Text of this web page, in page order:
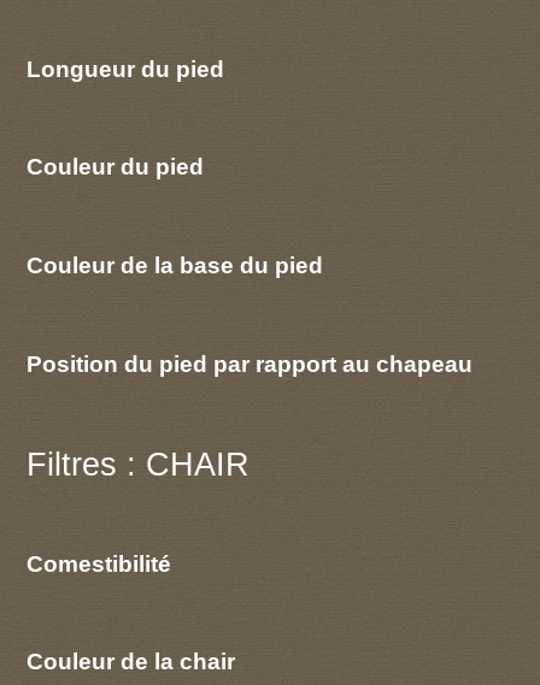
Longueur du pied
Couleur du pied
Couleur de la base du pied
Position du pied par rapport au chapeau
Filtres : CHAIR
Comestibilité
Couleur de la chair